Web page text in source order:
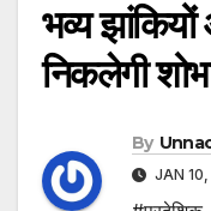
भव्य
निकलेगी
By
JAN